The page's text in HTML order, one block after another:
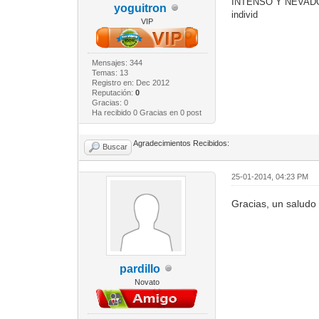
yoguitron
VIP
Mensajes: 344
Temas: 13
Registro en: Dec 2012
Reputación: 0
Gracias: 0
Ha recibido 0 Gracias en 0 post
individ
Buscar Agradecimientos Recibidos:
pardillo
Novato
25-01-2014, 04:23 PM
Gracias, un saludo